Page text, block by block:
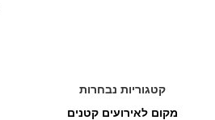
קטגוריות נבחרות
מקום לאירועים קטנים